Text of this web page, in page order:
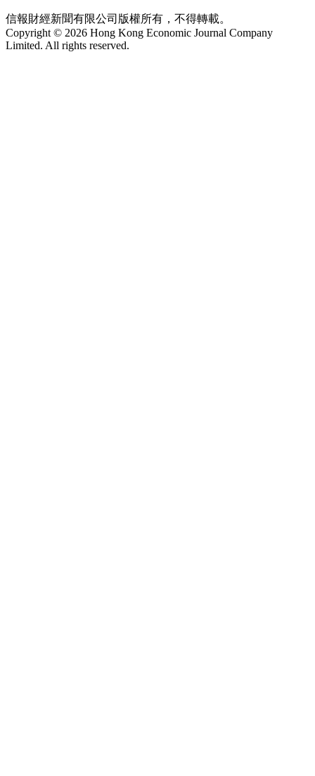
信報財經新聞有限公司版權所有，不得轉載。
Copyright © 2026 Hong Kong Economic Journal Company
Limited. All rights reserved.